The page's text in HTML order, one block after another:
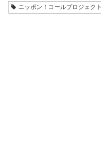
ニッポン！コールプロジェクト